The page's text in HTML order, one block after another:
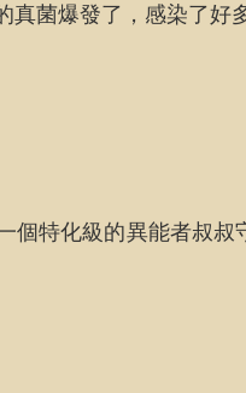
真菌爆發了，感染了好
個特化級的異能者